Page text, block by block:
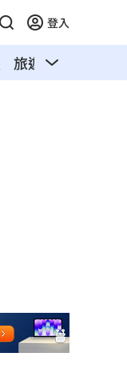
登入
旅遊 汽車